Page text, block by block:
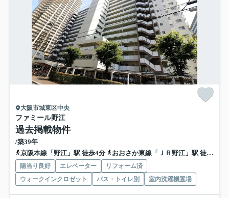
大阪市城東区中央
ファミール野江
過去掲載物件
/築39年
京阪本線「野江」駅 徒歩4分
おおさか東線「ＪＲ野江」駅 徒歩4分
陽当り良好 エレベーター
リフォーム済
ウォークインクロゼット
バス・トイレ別 室内洗濯機置場